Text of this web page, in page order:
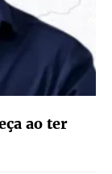
ao ter